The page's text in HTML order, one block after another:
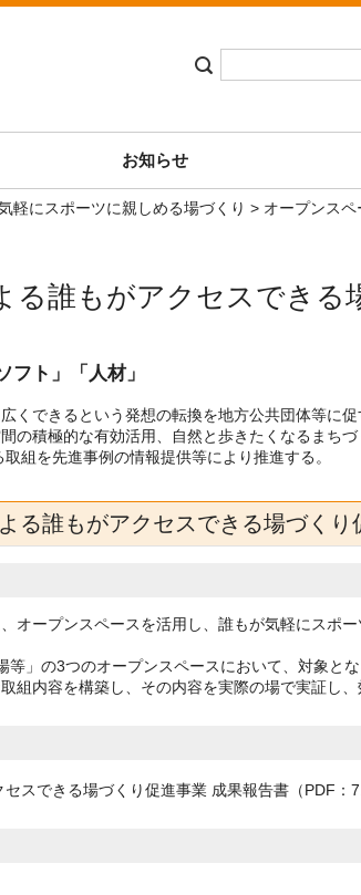
お知らせ
軽にスポーツに親しめる場づくり > オープンス
る誰もがアクセスできる
フト」「人材」
できるという発想の転換を地方公共団体等に
の積極的な有効活用、自然と歩きたくなるまち
組を先進事例の情報提供等により推進する。
誰もがアクセスできる場づくり
ープンスペースを活用し、誰もが気軽にスポ
」の3つのオープンスペースにおいて、対象と
組内容を構築し、その内容を実際の場で実証し、
スできる場づくり促進事業 成果報告書（PDF：